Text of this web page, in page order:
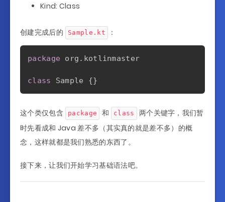
Kind: Class
创建完成后的 Sample.kt ：
package org . kotlinmaster
class Sample {}
这个类仅包含 package 和 class
两个关键字，我们暂
时先看成和 Java 差不多（其实真的就是差不多）的概
念，这样就都是我们熟悉的东西了。
接下来，让我们开始学习基础语法吧。